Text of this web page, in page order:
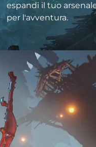
espandi il tuo
per l'avventura.